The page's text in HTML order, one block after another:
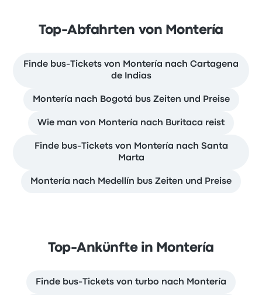
Top-Abfahrten von Montería
Finde bus-Tickets von Montería nach Cartagena
de Indias
Montería nach Bogotá bus Zeiten und Preise
Wie man von Montería nach Buritaca reist
Finde bus-Tickets von Montería nach Santa
Marta
Montería nach Medellín bus Zeiten und Preise
Top-Ankünfte in Montería
Finde bus-Tickets von turbo nach Montería